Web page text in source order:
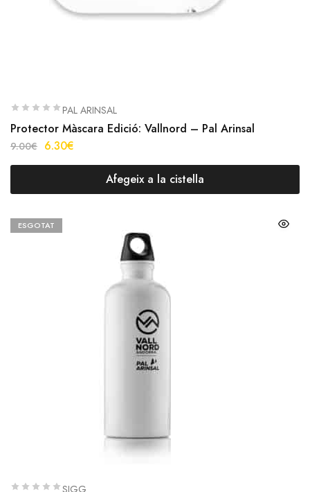
PAL ARINSAL
Protector Màscara Edició: Vallnord – Pal Arinsal
9.00€ 6.30€
Afegeix a la cistella
ESGOTAT
SIGG